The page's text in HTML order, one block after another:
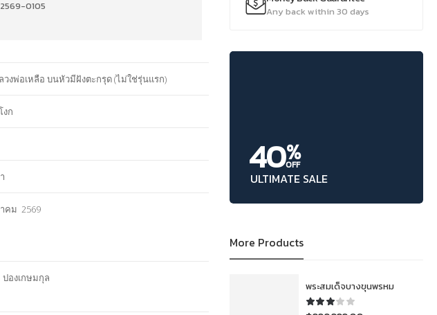
Any back within 30 days
40%
OFF
ULTIMATE SALE
More Products
พระสมเด็จบางขุนพรหม
0105
งพ่อเหลือ บนหัวมีฝังตะกรุด (ไม่ใช่รุ่นแรก)
งก
คม 2569
องเกษมกุล